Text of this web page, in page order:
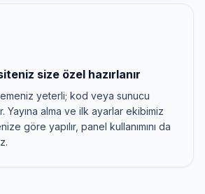
size özel hazırlanır
yeterli; kod veya sunucu
Yayına alma ve ilk ayarlar ekibimiz
göre yapılır, panel kullanımını da